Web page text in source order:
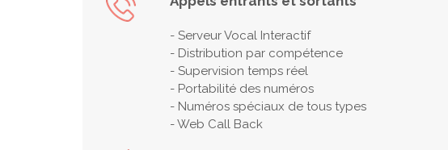
- Serveur Vocal Interactif
- Distribution par compétence
- Supervision temps réel
- Portabilité des numéros
- Numéros spéciaux de tous types
- Web Call Back